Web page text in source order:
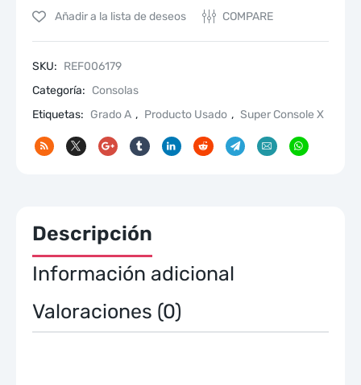
Añadir a la lista de deseos COMPARE
SKU: REF006179
Categoría: Consolas
Etiquetas: Grado A , Producto Usado , Super Console X
Descripción
Información adicional
Valoraciones (0)